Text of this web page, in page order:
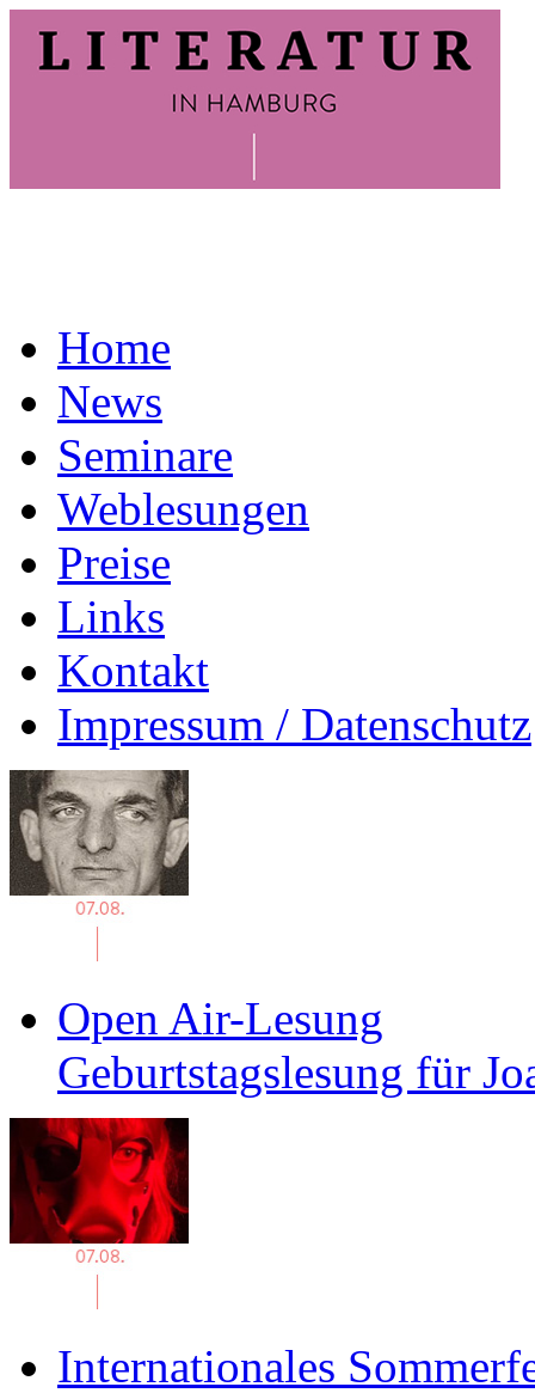
Home
News
Seminare
Weblesungen
Preise
Links
Kontakt
Impressum / Datenschutz
Open Air-Lesung
Geburtstagslesung für
Internationales